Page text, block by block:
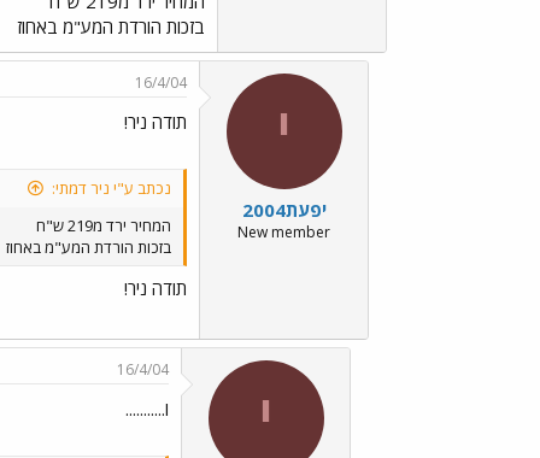
בזכות הורדת המע"מ באחוז
י
יפעת2004
New member
16/4/04
תודה ניר!
נכתב ע"י ניר דמתי:
המחיר ירד מ219 ש"ח
בזכות הורדת המע"מ באחוז
תודה ניר!
י
16/4/04
ו...........